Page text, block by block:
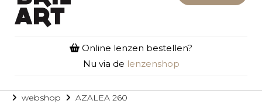
Online lenzen bestellen?
Nu via de lenzenshop
webshop AZALEA 260